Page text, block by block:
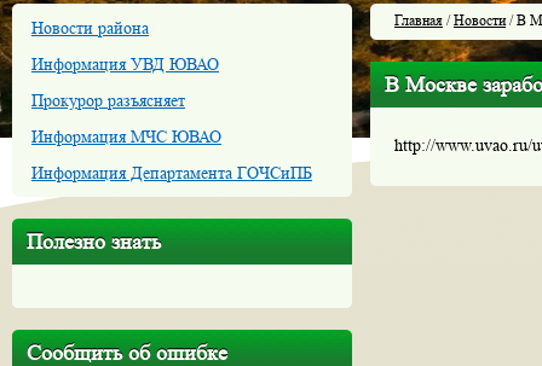
Новости района
Информация УВД ЮВАО
Прокурор разъясняет
Информация МЧС ЮВАО
Информация Департамента ГОЧСиПБ
Полезно знать
Сообщить об ошибке
Главная /Новости/ В
В Москве
http://www.uvao.ru/